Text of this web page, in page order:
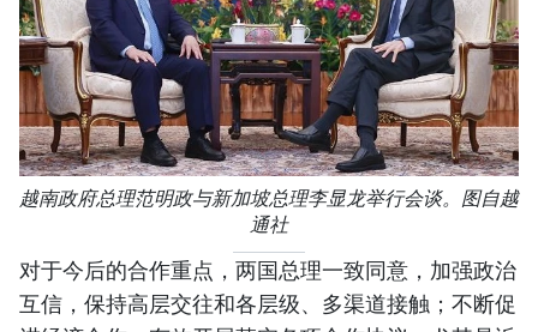
越南政府总理范明政与新加坡总理李显龙举行会谈。图自越
通社
对于今后的合作重点，两国总理一致同意，加强政治
互信，保持高层交往和各层级、多渠道接触；不断促